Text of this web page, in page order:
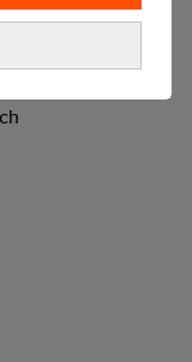
nyhetskanal för